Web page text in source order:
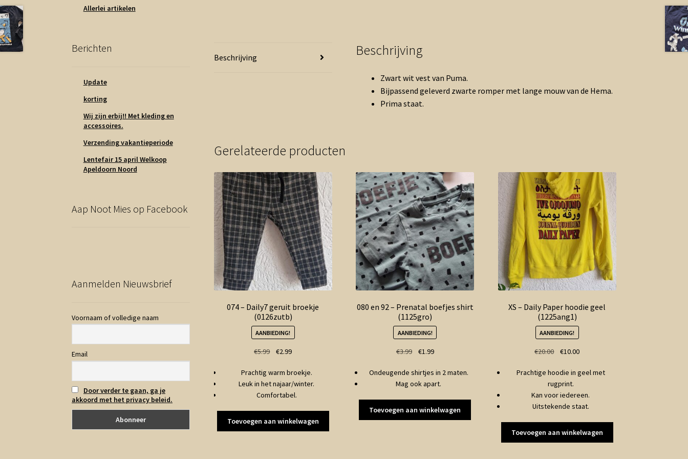
Beschrijving Beschrijving
Zwart wit vest van Puma.
Bijpassend geleverd zwarte romper met lange mouw van de Hema.
Prima staat.
Gerelateerde producten
074 – Daily7 geruit broekje
(0126zutb)
AANBIEDING!
€5.99
Oorspronkelijke
was:
€5.99.
€2.99Huidige
is:
€2.99.
Prachtig warm broekje.
Leuk in het najaar/winter.
Comfortabel.
Toevoegen aan winkelwagen
080 en 92 – Prenatal boefjes shirt
(1125gro)
AANBIEDING!
€3.99
Oorspronkelijke
was:
€3.99.
€1.99Huidige
is:
€1.99.
Ondeugende shirtjes in 2 maten.
Mag ook apart.
Toevoegen aan winkelwagen
XS – Daily Paper hoodie geel
(1225ang1)
AANBIEDING!
€20.00
Oorspronkelijke
was:
€20.00.
€10.00Huidige
is:
Prachtige hoodie in geel met
rugprint.
Kan voor iedereen.
Uitstekende staat.
Toevoegen aan winkelwagen
Allerlei artikelen
Berichten
Update
korting
Wij zijn erbij!! Met kleding en
accessoires.
Verzending vakantieperiode
Lentefair 15 april Welkoop
Apeldoorn Noord
Aap Noot Mies op Facebook
Aanmelden Nieuwsbrief
Voornaam of volledige naam
Email
Door verder te gaan, ga je
akkoord met het privacy beleid.